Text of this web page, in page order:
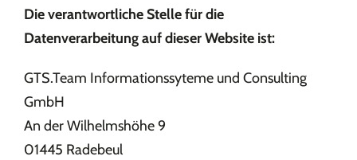
Die verantwortliche Stelle für die
Datenverarbeitung auf dieser Website ist:
GTS.Team Informationssyteme und Consulting
GmbH
An der Wilhelmshöhe 9
01445 Radebeul